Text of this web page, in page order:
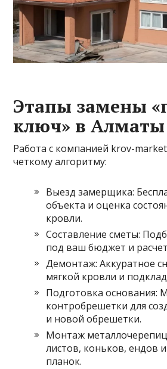
Этапы замены
ключ» в Алматы
Работа с компанией krov-
четкому алгоритму:
Выезд замерщика:
объекта и оценка
кровли.
Составление сметы:
под ваш бюджет и
Демонтаж: Аккуратное
мягкой кровли и
Подготовка основания:
контробрешетки для
и новой обрешетки.
Монтаж
листов, коньков, ендов
планок.